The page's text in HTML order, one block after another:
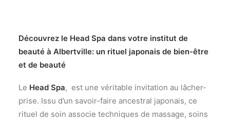
Découvrez le Head Spa dans votre institut de
beauté à Albertville: un rituel japonais de bien-être
et de beauté
Le Head Spa, est une véritable invitation au lâcher-
prise. Issu d’un savoir-faire ancestral japonais, ce
rituel de soin associe techniques de massage, soins